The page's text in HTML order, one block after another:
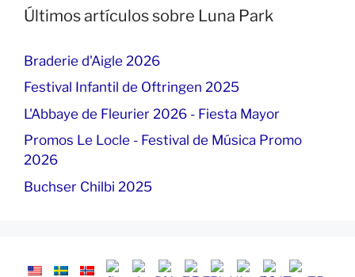
Últimos artículos sobre Luna Park
Braderie d'Aigle 2026
Festival Infantil de Oftringen 2025
L'Abbaye de Fleurier 2026 - Fiesta Mayor
Promos Le Locle - Festival de Música Promo
2026
Buchser Chilbi 2025